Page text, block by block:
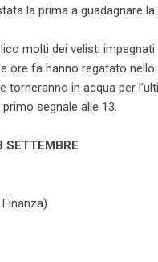
la prima a guadagnare la
molti dei velisti
ore fa hanno regatato
in acqua per
segnale alle 13.
SETTEMBRE